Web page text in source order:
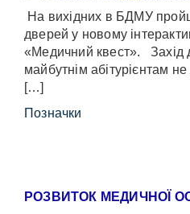
На вихідних в БДМУ
дверей у новому
«Медичний квест». Захід
майбутнім абітурієнтам
[…]
Позначки
РОЗВИТОК МЕДИЧНОЇ